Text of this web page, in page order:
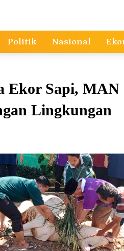
Politik Nasional
Ekor Sapi, MAN
Lingkungan